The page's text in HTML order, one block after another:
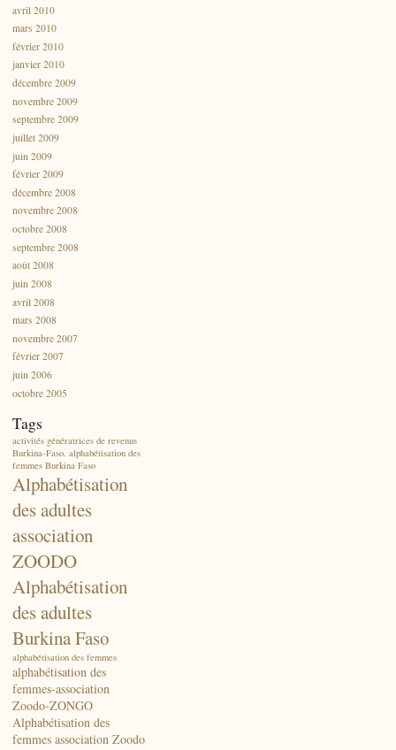
avril 2010
mars 2010
février 2010
janvier 2010
décembre 2009
novembre 2009
septembre 2009
juillet 2009
juin 2009
février 2009
décembre 2008
novembre 2008
octobre 2008
septembre 2008
août 2008
juin 2008
avril 2008
mars 2008
novembre 2007
février 2007
juin 2006
octobre 2005
Tags
activités génératrices de revenus
Burkina-Faso. alphabétisation des
femmes Burkina Faso
Alphabétisation
des adultes
association
ZOODO
Alphabétisation
des adultes
Burkina Faso
alphabétisation des femmes
alphabétisation des
femmes-association
Zoodo-ZONGO
Alphabétisation des
femmes association Zoodo